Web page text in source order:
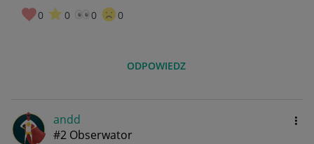
0 0 0 0
ODPOWIEDZ
andd
#2 Obserwator